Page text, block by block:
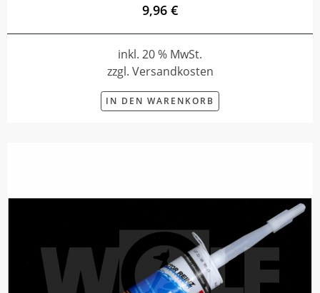
9,96 €
inkl. 20 % MwSt.
zzgl. Versandkosten
IN DEN WARENKORB